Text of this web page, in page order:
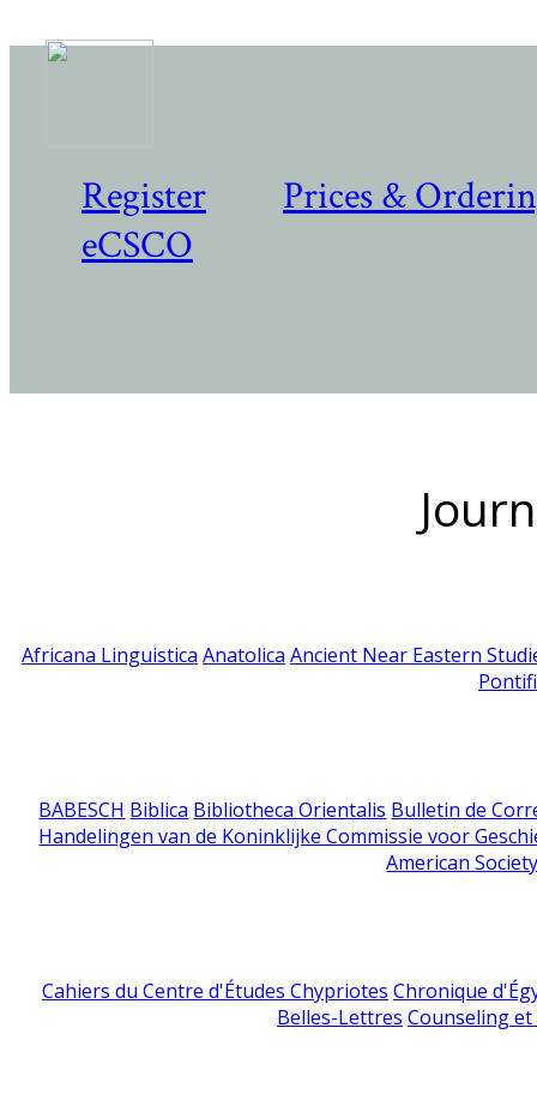
Register
Prices &
eCSCO
Africana Linguistica Anatolica Ancient Near Eastern
BABESCH Biblica Bibliotheca Orientalis Bulletin de
Handelingen van de Koninklijke Commissie voor
American
Cahiers du Centre d'Études Chypriotes Chronique
Belles-Lettres Counseling